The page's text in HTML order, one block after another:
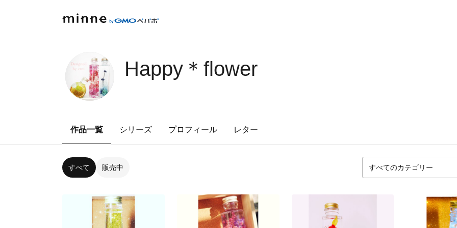
Happy＊flower
作品一覧 シリーズ プロフィール レター
すべて 販売中